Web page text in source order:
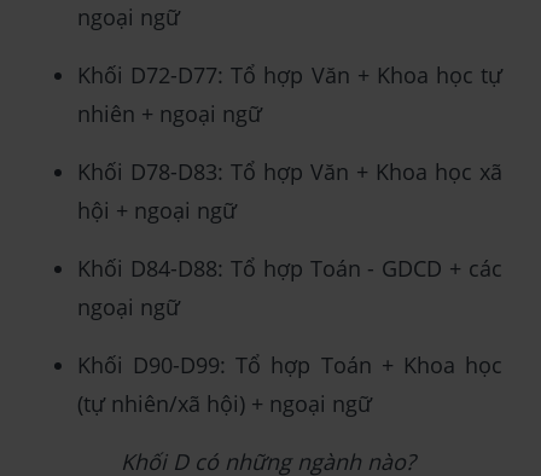
ngoại ngữ
Khối D72-D77: Tổ hợp Văn + Khoa học tự
nhiên + ngoại ngữ
Khối D78-D83: Tổ hợp Văn + Khoa học xã
hội + ngoại ngữ
Khối D84-D88: Tổ hợp Toán - GDCD + các
ngoại ngữ
Khối D90-D99: Tổ hợp Toán + Khoa học
(tự nhiên/xã hội) + ngoại ngữ
Khối D có những ngành nào?